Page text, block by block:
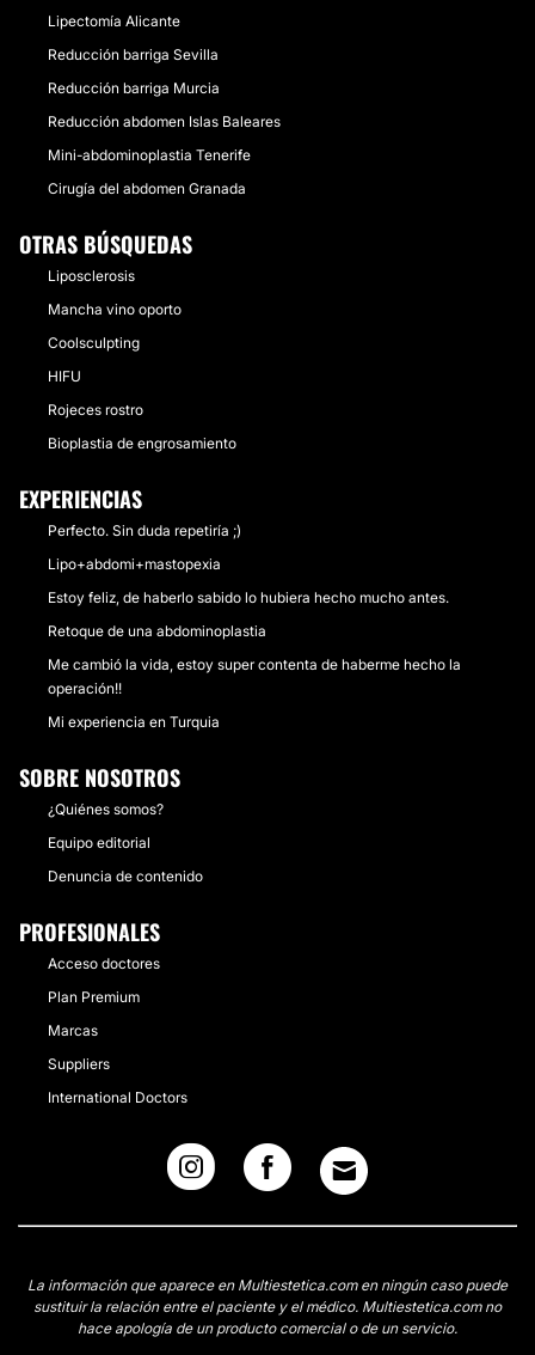
Lipectomía Alicante
Reducción barriga Sevilla
Reducción barriga Murcia
Reducción abdomen Islas Baleares
Mini-abdominoplastia Tenerife
Cirugía del abdomen Granada
OTRAS BÚSQUEDAS
Liposclerosis
Mancha vino oporto
Coolsculpting
HIFU
Rojeces rostro
Bioplastia de engrosamiento
EXPERIENCIAS
Perfecto. Sin duda repetiría ;)
Lipo+abdomi+mastopexia
Estoy feliz, de haberlo sabido lo hubiera hecho mucho antes.
Retoque de una abdominoplastia
Me cambió la vida, estoy super contenta de haberme hecho la
operación!!
Mi experiencia en Turquia
SOBRE NOSOTROS
¿Quiénes somos?
Equipo editorial
Denuncia de contenido
PROFESIONALES
Acceso doctores
Plan Premium
Marcas
Suppliers
International Doctors
La información que aparece en Multiestetica.com en ningún caso puede
sustituir la relación entre el paciente y el médico. Multiestetica.com no
hace apología de un producto comercial o de un servicio.